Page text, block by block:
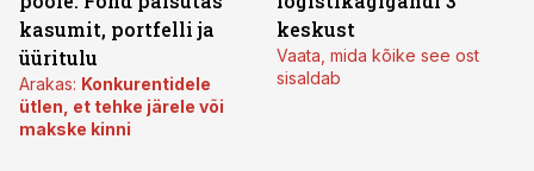
kasumit, portfelli ja
üüritulu
Arakas: Konkurentidele
ütlen, et tehke järele või
makske kinni
keskust
Vaata, mida kõike see ost
sisaldab